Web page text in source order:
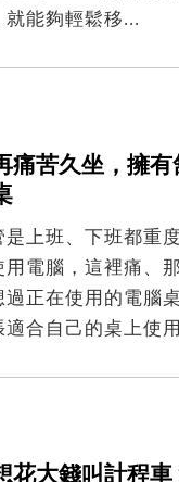
就能夠輕鬆移...
痛苦久坐，擁
是上班、下班都重
用電腦，這裡痛、
過正在使用的電腦
適合自己的桌上使
花大錢叫計程